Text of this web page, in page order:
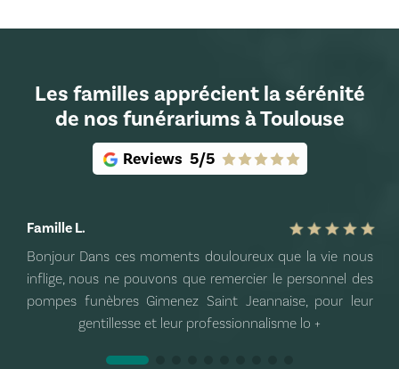
Les familles apprécient la sérénité
de nos funérariums à Toulouse
Reviews 5/5
Famille L.
Bonjour Dans ces moments douloureux que la vie nous
inflige, nous ne pouvons que remercier le personnel des
pompes funèbres Gimenez Saint Jeannaise, pour leur
gentillesse et leur professionnalisme lo +